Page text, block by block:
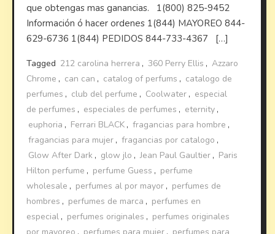
que obtengas mas ganancias. 1(800) 825-9452
Información ó hacer ordenes 1(844) MAYOREO 844-
629-6736 1(844) PEDIDOS 844-733-4367 […]
Tagged 212 carolina herrera , 360 Perry Ellis , Azzaro
Chrome , can can , catalog of perfums , catalogo de
perfumes , club del perfume , Coolwater , especial
de perfumes , especiales de perfumes , eternity ,
euphoria , Ferrari BLACK , fragancias para hombre ,
fragancias para mujer , fragancias por catalogo ,
Glow After Dark , glow jlo , Jean Paul Gaultier , Paris
Hilton perfume , perfume Guess , perfume
wholesale , perfumes al por mayor , perfumes de
hombres , perfumes de marca , perfumes en
especial , perfumes originales , perfumes originales